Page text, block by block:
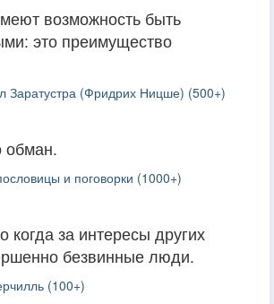
возможность быть
это преимущество
Заратустра (Фридрих Ницше) (500+)
обман.
и поговорки (1000+)
когда за интересы других
безвинные люди.
(100+)